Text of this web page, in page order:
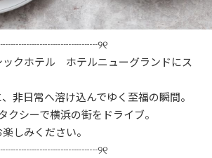
ックホテル ホテルニューグランドにス
非日常へ溶け込んでゆく至福の瞬間。
クシーで横浜の街をドライブ。
しみください。